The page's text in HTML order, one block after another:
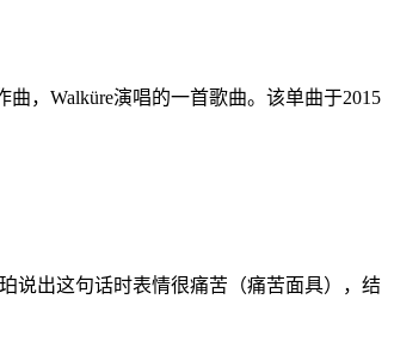
，Walküre演唱的一首歌曲。该单曲于2015
说出这句话时表情很痛苦（痛苦面具），结